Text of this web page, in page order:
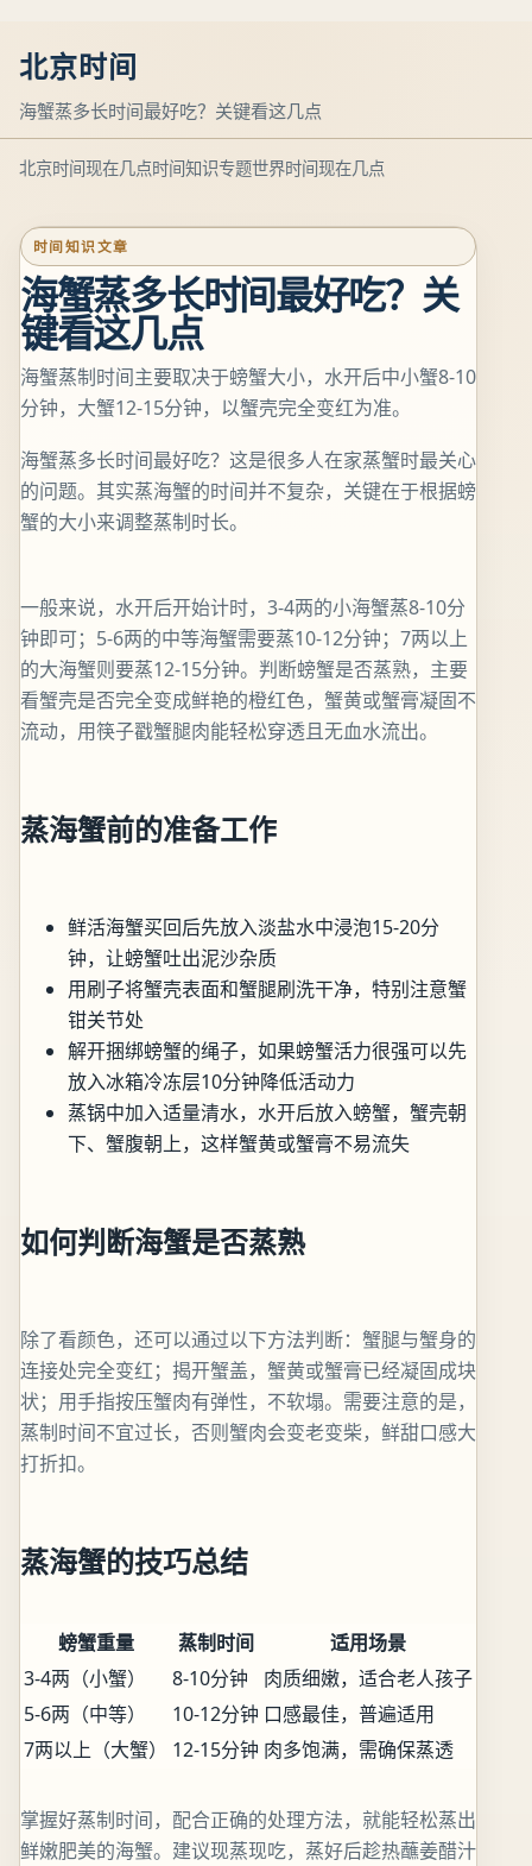
北京时间
海蟹蒸多长时间最好吃？关键看这几点
北京时间现在几点时间知识专题世界时间现在几点
时间知识文章
海蟹蒸多长时间最好吃？关
键看这几点
海蟹蒸制时间主要取决于螃蟹大小，水开后中小蟹8-10
分钟，大蟹12-15分钟，以蟹壳完全变红为准。
海蟹蒸多长时间最好吃？这是很多人在家蒸蟹时最关心
的问题。其实蒸海蟹的时间并不复杂，关键在于根据螃
蟹的大小来调整蒸制时长。
一般来说，水开后开始计时，3-4两的小海蟹蒸8-10分
钟即可；5-6两的中等海蟹需要蒸10-12分钟；7两以上
的大海蟹则要蒸12-15分钟。判断螃蟹是否蒸熟，主要
看蟹壳是否完全变成鲜艳的橙红色，蟹黄或蟹膏凝固不
流动，用筷子戳蟹腿肉能轻松穿透且无血水流出。
蒸海蟹前的准备工作
鲜活海蟹买回后先放入淡盐水中浸泡15-20分
钟，让螃蟹吐出泥沙杂质
用刷子将蟹壳表面和蟹腿刷洗干净，特别注意蟹
钳关节处
解开捆绑螃蟹的绳子，如果螃蟹活力很强可以先
放入冰箱冷冻层10分钟降低活动力
蒸锅中加入适量清水，水开后放入螃蟹，蟹壳朝
下、蟹腹朝上，这样蟹黄或蟹膏不易流失
如何判断海蟹是否蒸熟
除了看颜色，还可以通过以下方法判断：蟹腿与蟹身的
连接处完全变红；揭开蟹盖，蟹黄或蟹膏已经凝固成块
状；用手指按压蟹肉有弹性，不软塌。需要注意的是，
蒸制时间不宜过长，否则蟹肉会变老变柴，鲜甜口感大
打折扣。
蒸海蟹的技巧总结
螃蟹重量 蒸制时间
适用场景
3-4两（小蟹）
8-10分钟
肉质细嫩，适合老人孩子
5-6两（中等）
10-12分钟 口感最佳，普遍适用
7两以上（大蟹）
12-15分钟 肉多饱满，需确保蒸透
掌握好蒸制时间，配合正确的处理方法，就能轻松蒸出
鲜嫩肥美的海蟹。建议现蒸现吃，蒸好后趁热蘸姜醋汁